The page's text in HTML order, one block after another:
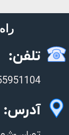
تلفن:
آدرس: